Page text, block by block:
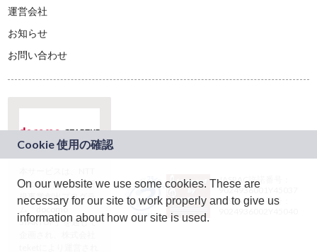
運営会社
お知らせ
お問い合わせ
ドコモグループの新
規事業創出プログラ
ム「docomo
STARTUP」を通じて
JASRAC許諾番号：
9024936001Y45037
JASRAC許諾番号：
On our website we use some cookies. These are
necessary for our site to work properly and to give us
information about how our site is used.